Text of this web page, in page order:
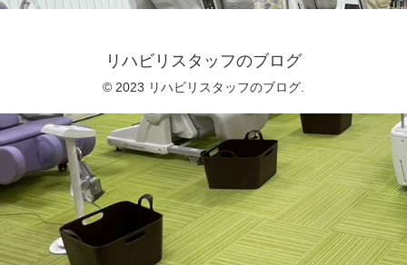
リハビリスタッフのブログ
© 2023 リハビリスタッフのブログ.